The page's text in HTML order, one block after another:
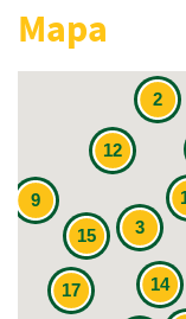
Mapa
17 14
15
12
9
3
2